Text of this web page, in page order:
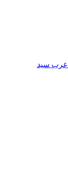
عرب سيد